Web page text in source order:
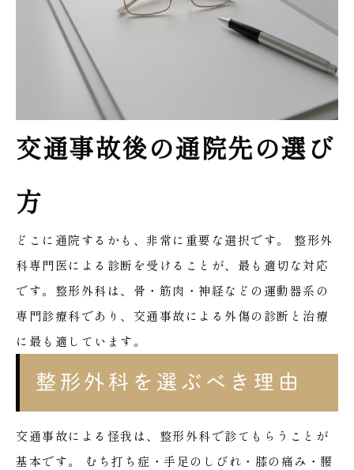
交通事故後の通院先の選び
方
どこに通院するかも、非常に重要な選択です。
整形外
科専門医による診断を受けることが、最も適切な対応
です。整形外科は、骨・筋肉・神経などの運動器系の
専門診療科であり、交通事故による外傷の診断と治療
に最も適しています。
整形外科を選ぶべき理由
交通事故による怪我は、整形外科で診てもらうことが
基本です。
むち打ち症・手足のしびれ・膝の痛み・腰